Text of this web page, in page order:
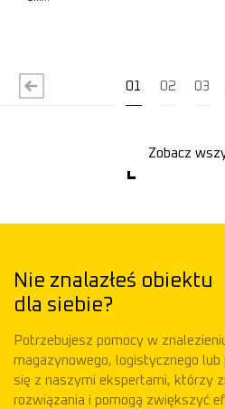
01 02 03
Zobacz
Nie znalazłeś obiektu
dla siebie?
Potrzebujesz pomocy w
magazynowego, logistycznego
się z naszymi ekspertami, którzy
rozwiązania i pomogą zwiększyć